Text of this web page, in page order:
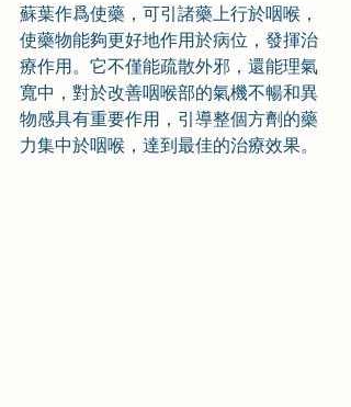
蘇葉作爲使藥，可引諸藥上行於咽喉，
使藥物能夠更好地作用於病位，發揮治
療作用。它不僅能疏散外邪，還能理氣
寬中，對於改善咽喉部的氣機不暢和異
物感具有重要作用，引導整個方劑的藥
力集中於咽喉，達到最佳的治療效果。